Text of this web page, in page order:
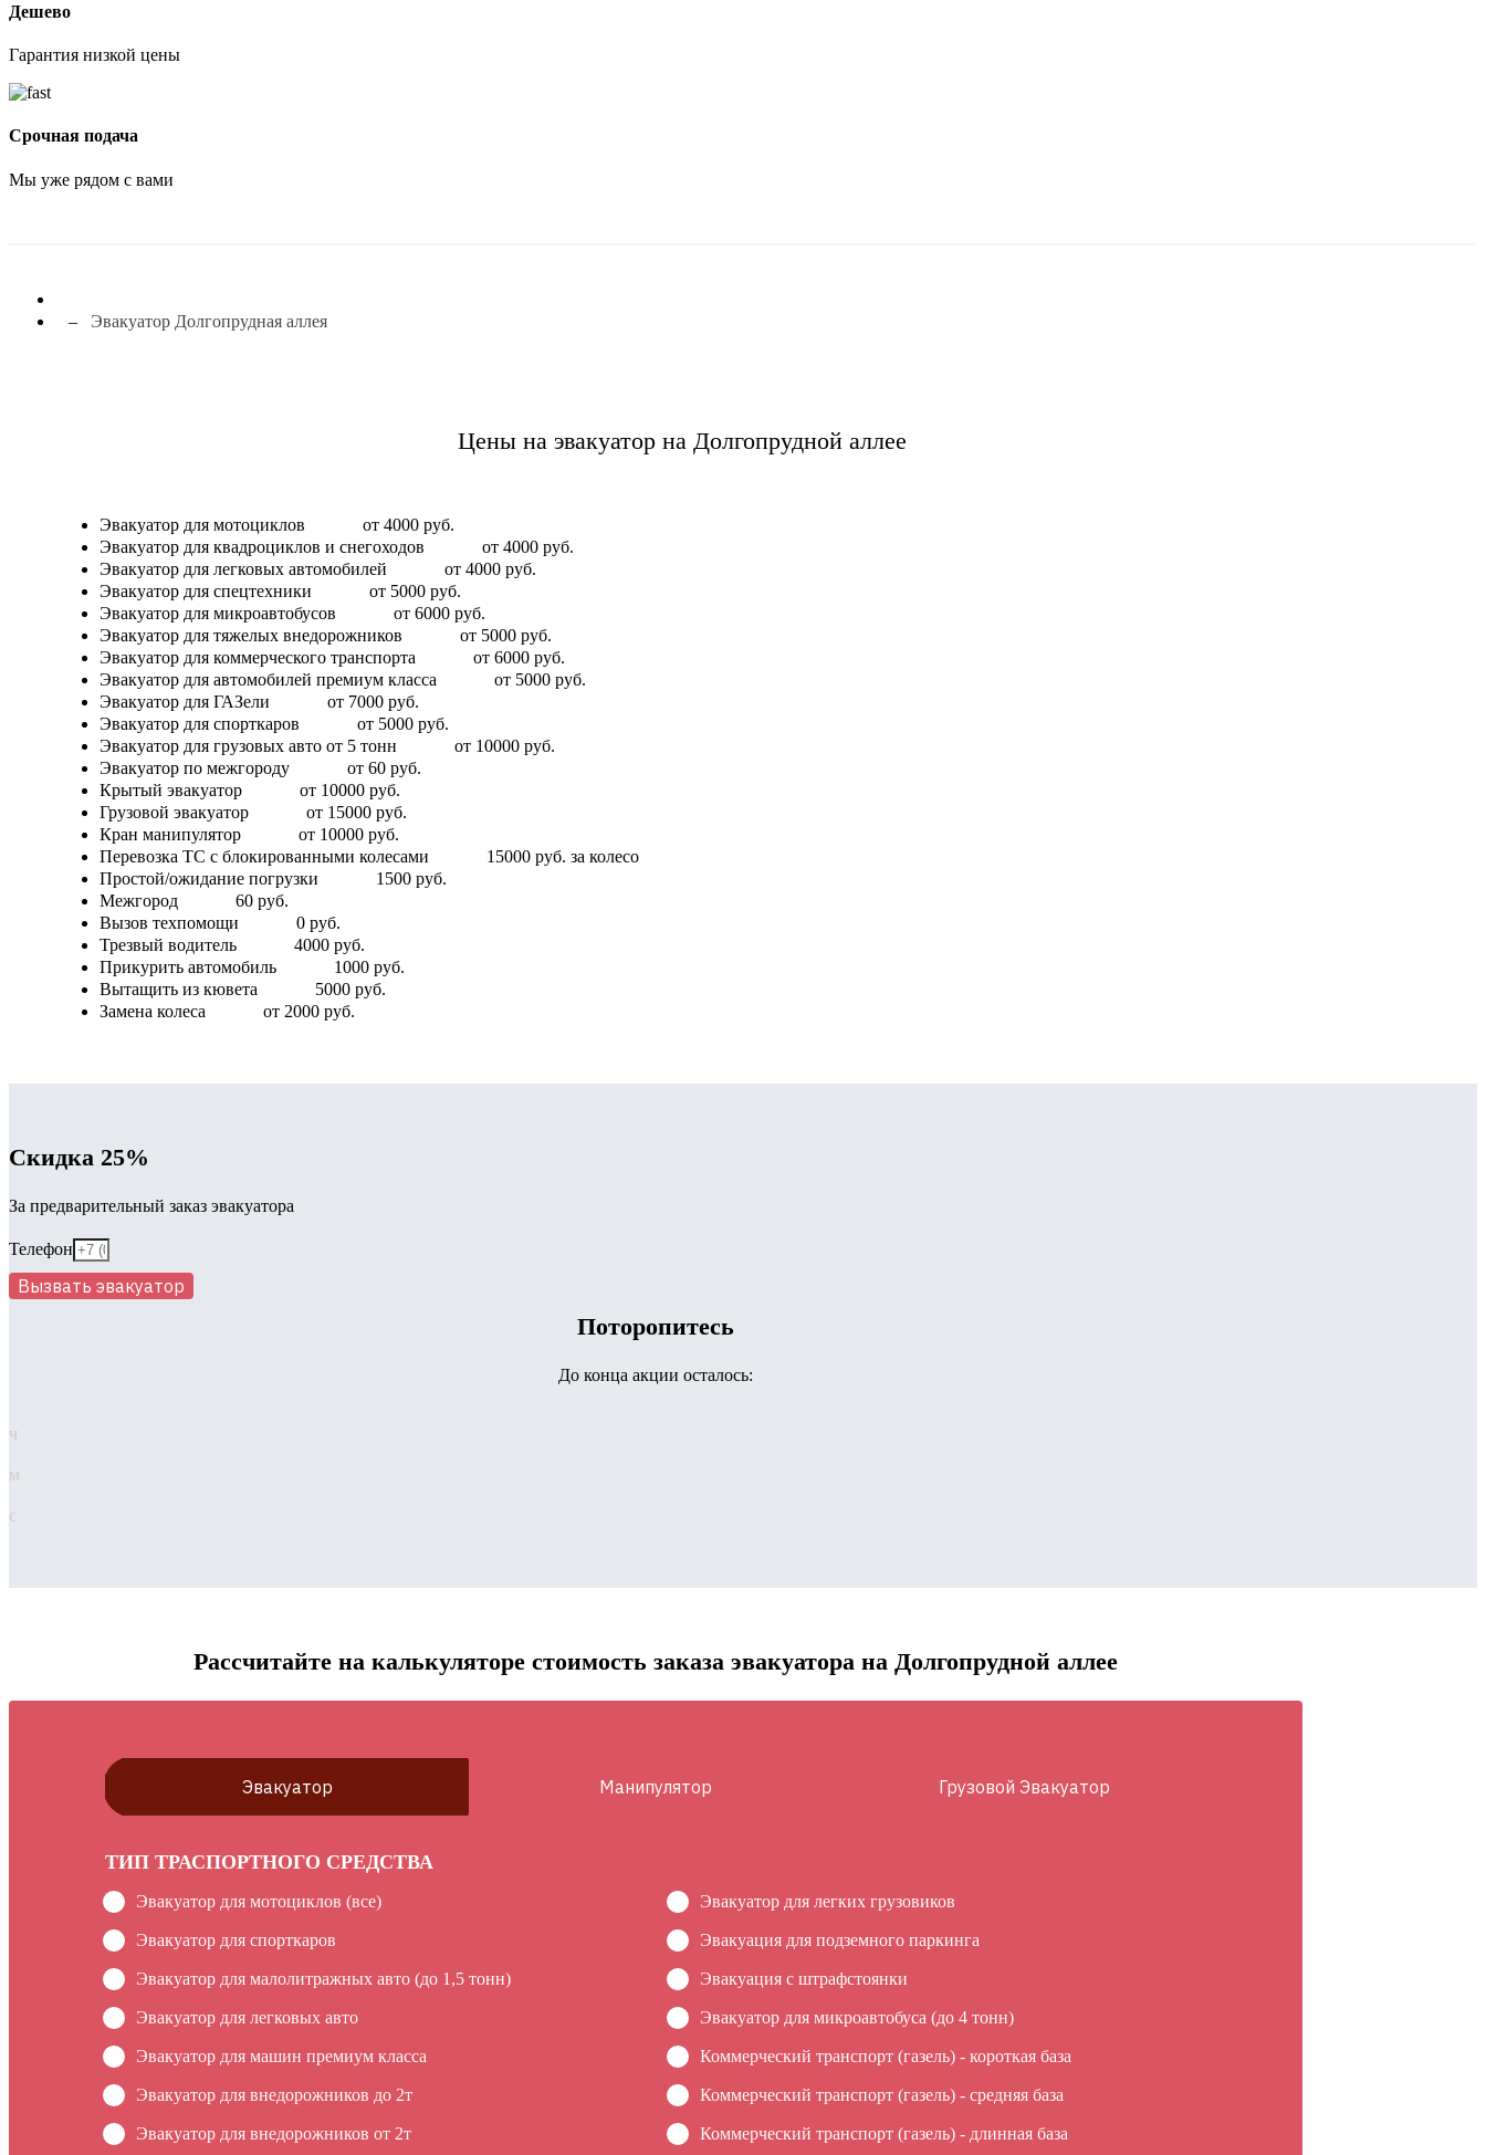
Дешево
Гарантия низкой цены
Срочная подача
Мы уже рядом с вами
Эвакуатор Долгопрудная аллея
Цены на эвакуатор на Долгопрудной аллее
Эвакуатор для мотоциклов
от 4000 руб.
Эвакуатор для квадроциклов и снегоходов
от 4000 руб.
Эвакуатор для легковых автомобилей
от 4000 руб.
Эвакуатор для спецтехники
от 5000 руб.
Эвакуатор для микроавтобусов
от 6000 руб.
Эвакуатор для тяжелых внедорожников
от 5000 руб.
Эвакуатор для коммерческого транспорта
от 6000 руб.
Эвакуатор для автомобилей премиум класса
от 5000 руб.
Эвакуатор для ГАЗели
от 7000 руб.
Эвакуатор для спорткаров
от 5000 руб.
Эвакуатор для грузовых авто от 5 тонн
от 10000 руб.
Эвакуатор по межгороду
от 60 руб.
Крытый эвакуатор
от 10000 руб.
Грузовой эвакуатор
от 15000 руб.
Кран манипулятор
от 10000 руб.
Перевозка ТС с блокированными колесами
15000 руб. за колесо
Простой/ожидание погрузки
1500 руб.
Межгород
60 руб.
Вызов техпомощи
0 руб.
Трезвый водитель
4000 руб.
Прикурить автомобиль
1000 руб.
Вытащить из кювета
5000 руб.
Замена колеса
от 2000 руб.
Скидка 25%
За предварительный заказ эвакуатора
Телефон
Вызвать эвакуатор
Поторопитесь
До конца акции осталось:
ч
м
с
Рассчитайте на калькуляторе стоимость заказа эвакуатора на Долгопрудной аллее
Эвакуатор Манипулятор Грузовой Эвакуатор
ТИП ТРАСПОРТНОГО СРЕДСТВА
Эвакуатор для мотоциклов (все)
Эвакуатор для спорткаров
Эвакуатор для малолитражных авто (до 1,5 тонн)
Эвакуатор для легковых авто
Эвакуатор для машин премиум класса
Эвакуатор для внедорожников до 2т
Эвакуатор для внедорожников от 2т
Эвакуатор для легких грузовиков
Эвакуация для подземного паркинга
Эвакуация c штрафстоянки
Эвакуатор для микроавтобуса (до 4 тонн)
Коммерческий транспорт (газель) - короткая база
Коммерческий транспорт (газель) - средняя база
Коммерческий транспорт (газель) - длинная база